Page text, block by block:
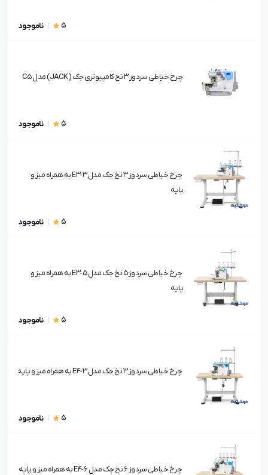
5 ناموجود
چرخ خیاطی سردوز 3 نخ کامپیوتری جک (JACK) مدل C5
5 ناموجود
چرخ خیاطی سردوز 3 نخ جک مدل E3-3 به همراه میز و
پایه
5 ناموجود
چرخ خیاطی سردوز 5 نخ جک مدل E3-5 به همراه میز و
پایه
5 ناموجود
چرخ خیاطی سردوز 3 نخ جک مدل E4-3 به همراه میز و پایه
5 ناموجود
چرخ خیاطی سردوز 6 نخ جک مدل E4-6 به همراه میز و پایه